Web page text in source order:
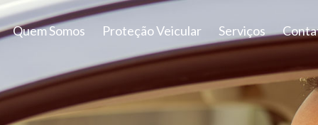
Quem Somos Proteção Veicular Serviços